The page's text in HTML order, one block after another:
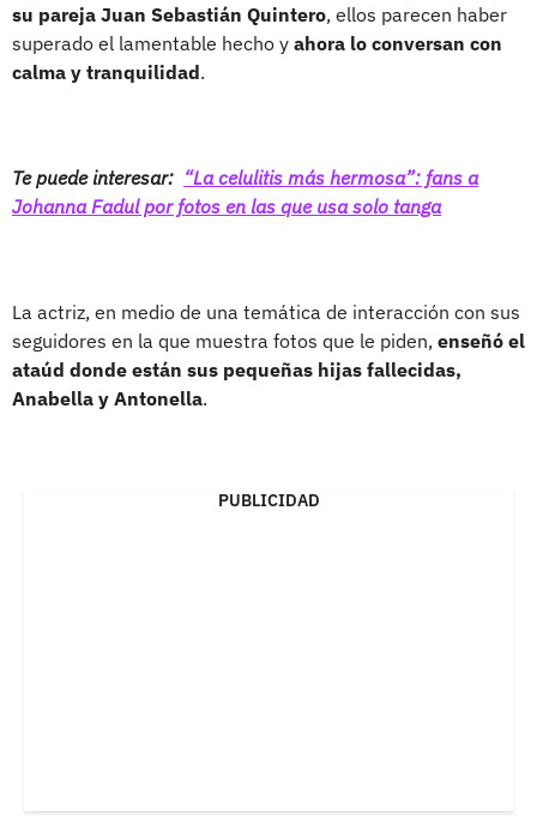
su pareja Juan Sebastián Quintero, ellos parecen haber
superado el lamentable hecho y ahora lo conversan con
calma y tranquilidad.
Te puede interesar: “La celulitis más hermosa”: fans a
Johanna Fadul por fotos en las que usa solo tanga
La actriz, en medio de una temática de interacción con sus
seguidores en la que muestra fotos que le piden, enseñó el
ataúd donde están sus pequeñas hijas fallecidas,
Anabella y Antonella.
PUBLICIDAD